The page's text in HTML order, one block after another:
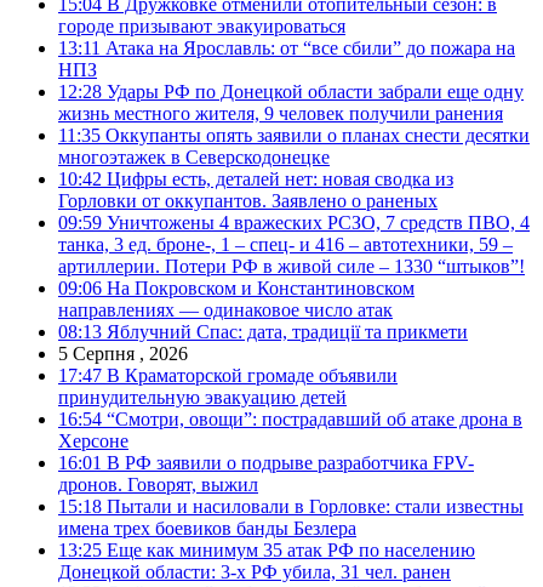
городе призывают эвакуироваться
13:11 Атака на Ярославль: от “все сбили” до пожара на
НПЗ
12:28 Удары РФ по Донецкой области забрали еще одну
жизнь местного жителя, 9 человек получили ранения
11:35 Оккупанты опять заявили о планах снести десятки
многоэтажек в Северскодонецке
10:42 Цифры есть, деталей нет: новая сводка из
Горловки от оккупантов. Заявлено о раненых
09:59 Уничтожены 4 вражеских РСЗО, 7 средств ПВО, 4
танка, 3 ед. броне-, 1 – спец- и 416 – автотехники, 59 –
артиллерии. Потери РФ в живой силе – 1330 “штыков”!
09:06 На Покровском и Константиновском
направлениях — одинаковое число атак
08:13 Яблучний Спас: дата, традиції та прикмети
5 Серпня , 2026
17:47 В Краматорской громаде объявили
принудительную эвакуацию детей
16:54 “Смотри, овощи”: пострадавший об атаке дрона в
Херсоне
16:01 В РФ заявили о подрыве разработчика FPV-
дронов. Говорят, выжил
15:18 Пытали и насиловали в Горловке: стали известны
имена трех боевиков банды Безлера
13:25 Еще как минимум 35 атак РФ по населению
Донецкой области: 3-х РФ убила, 31 чел. ранен